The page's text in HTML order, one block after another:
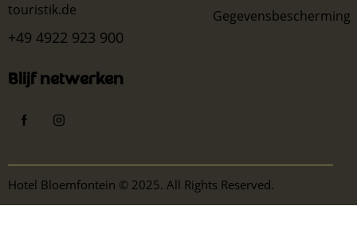
touristik.de
+49 4922 923 900
Gegevensbescherming
Blijf netwerken
Hotel Bloemfontein © 2025. All Rights Reserved.